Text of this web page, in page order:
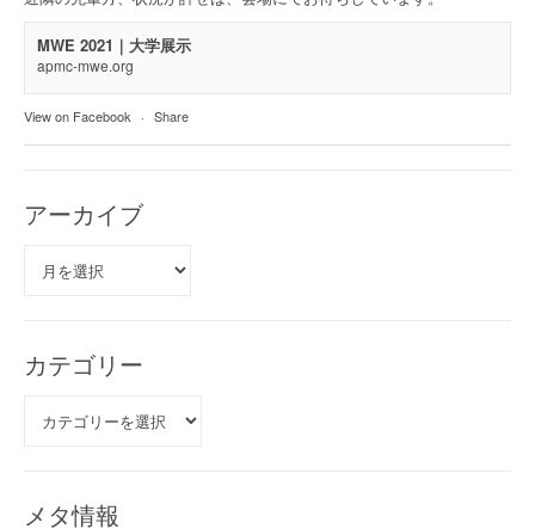
MWE 2021｜大学展示
apmc-mwe.org
View on Facebook · Share
アーカイブ
カテゴリー
メタ情報